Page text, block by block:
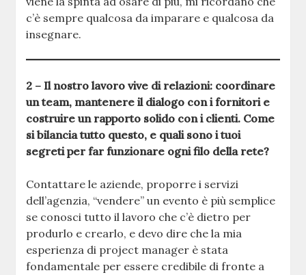
c’è sempre qualcosa da imparare e qualcosa da
insegnare.
2 – Il nostro lavoro vive di relazioni: coordinare
un team, mantenere il dialogo con i fornitori e
costruire un rapporto solido con i clienti. Come
si bilancia tutto questo, e quali sono i tuoi
segreti per far funzionare ogni filo della rete?
Contattare le aziende, proporre i servizi
dell’agenzia, “vendere” un evento è più semplice
se conosci tutto il lavoro che c’è dietro per
produrlo e crearlo, e devo dire che la mia
esperienza di project manager è stata
fondamentale per essere credibile di fronte a